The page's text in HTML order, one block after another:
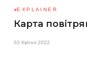
EXPLAINER
Карта
03 Квітня 2022